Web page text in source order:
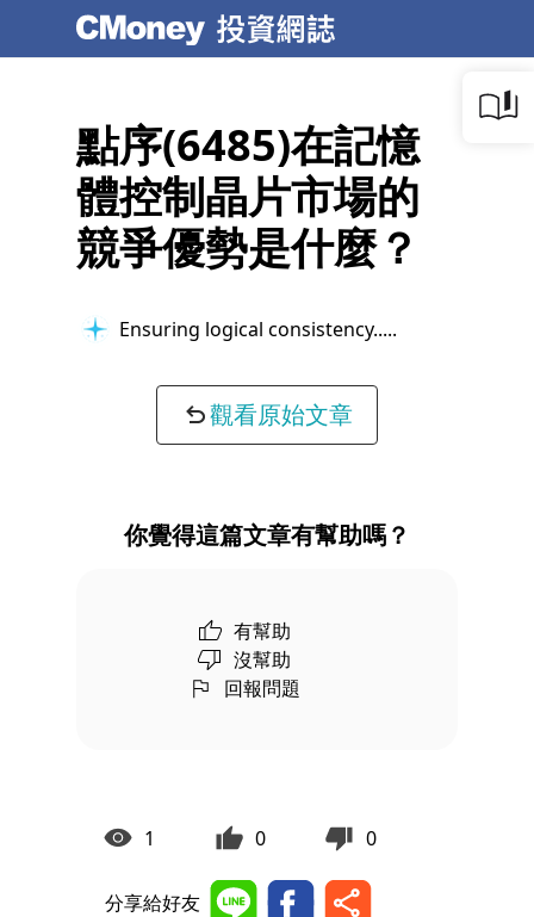
點序(6485)在記憶
體控制晶片市場的
競爭優勢是什麼？
Ensuring logical consistency...
觀看原始文章
你覺得這篇文章有幫助嗎？
有幫助
沒幫助
回報問題
1 0 0
分享給好友